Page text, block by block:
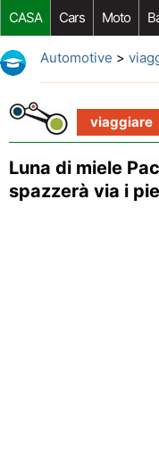
CASA Cars Moto
Riparazione Auto
Automotive >
viaggiare
Luna di miele
spazzerà via i